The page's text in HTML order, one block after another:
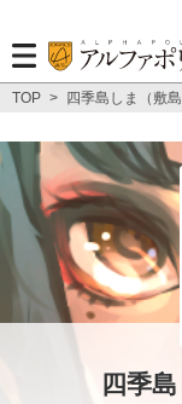
TOP > 四季島しま（敷島
四季